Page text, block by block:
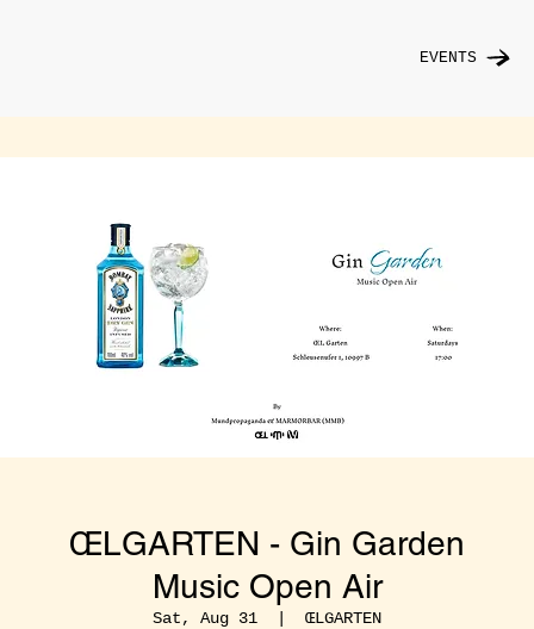
EVENTS
ŒLGARTEN - Gin Garden
Music Open Air
Sat, Aug 31
  |
ŒLGARTEN